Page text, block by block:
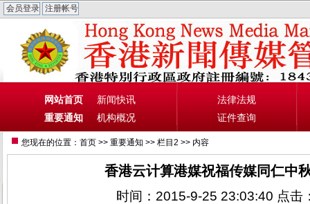
网站首页
新闻快讯
重要通知
机构概况
法律法规
证件查询
您现在的位置： 首页 >> 重要通知 >> 栏目2 >> 内容
香港云计算港媒祝福传媒同仁中
时间：2015-9-25 23:03:40 点击